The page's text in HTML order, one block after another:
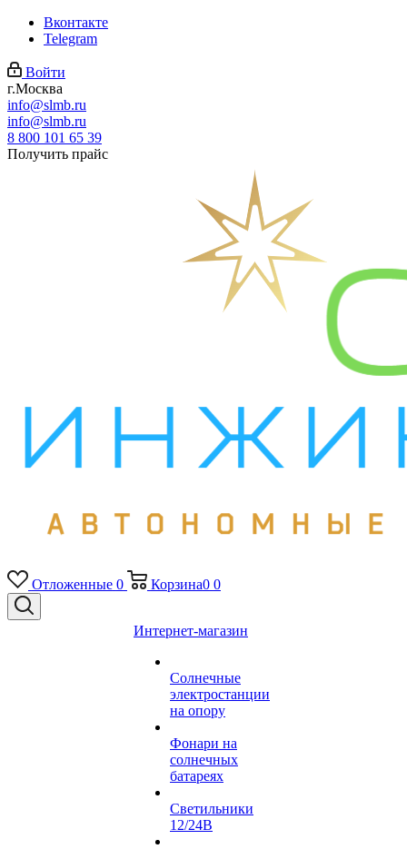
Вконтакте
Telegram
Войти
г.Москва
info@slmb.ru
info@slmb.ru
8 800 101 65 39
Получить прайс
Отложенные 0 Корзина0 0
Интернет-магазин
Солнечные
электростанции
на опору
Фонари на
солнечных
батареях
Светильники
12/24В